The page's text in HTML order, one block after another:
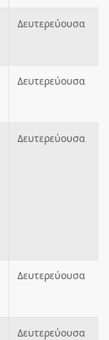
Δευτερεύουσα
Δευτερεύουσα
Δευτερεύουσα
Δευτερεύουσα
Δευτερεύουσα